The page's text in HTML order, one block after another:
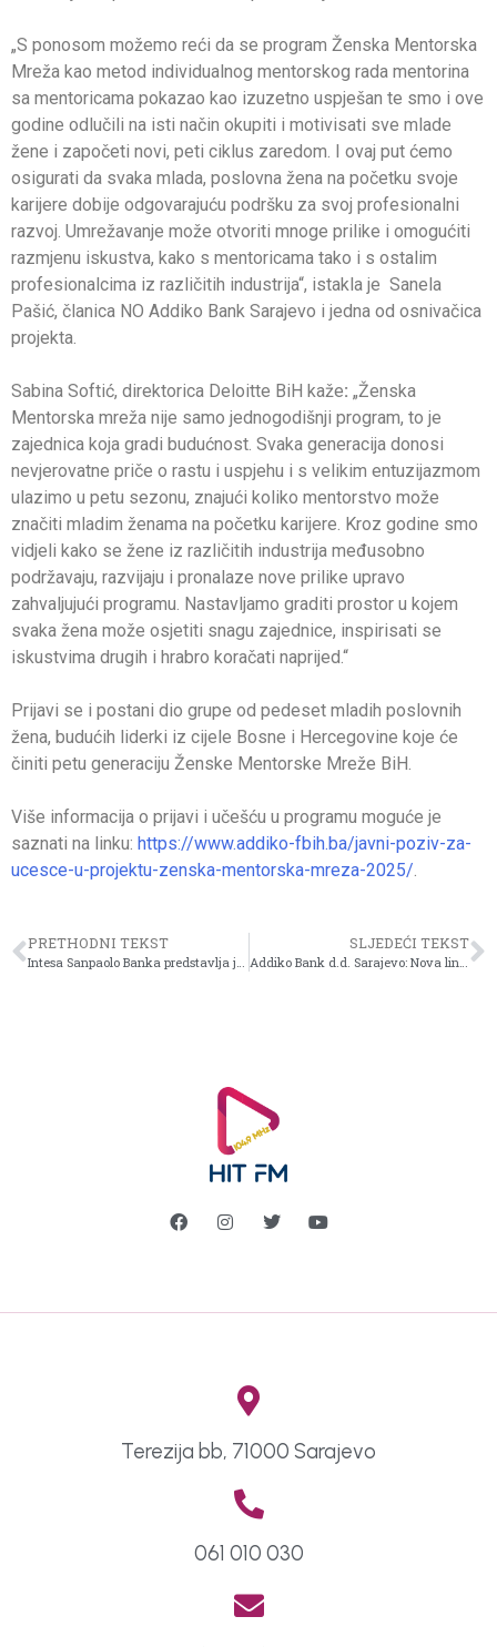
„S ponosom možemo reći da se program Ženska Mentorska
Mreža kao metod individualnog mentorskog rada mentorina
sa mentoricama pokazao kao izuzetno uspješan te smo i ove
godine odlučili na isti način okupiti i motivisati sve mlade
žene i započeti novi, peti ciklus zaredom. I ovaj put ćemo
osigurati da svaka mlada, poslovna žena na početku svoje
karijere dobije odgovarajuću podršku za svoj profesionalni
razvoj. Umrežavanje može otvoriti mnoge prilike i omogućiti
razmjenu iskustva, kako s mentoricama tako i s ostalim
profesionalcima iz različitih industrija“, istakla je Sanela
Pašić, članica NO Addiko Bank Sarajevo i jedna od osnivačica
projekta.
Sabina Softić, direktorica Deloitte BiH kaže: „Ženska
Mentorska mreža nije samo jednogodišnji program, to je
zajednica koja gradi budućnost. Svaka generacija donosi
nevjerovatne priče o rastu i uspjehu i s velikim entuzijazmom
ulazimo u petu sezonu, znajući koliko mentorstvo može
značiti mladim ženama na početku karijere. Kroz godine smo
vidjeli kako se žene iz različitih industrija međusobno
podržavaju, razvijaju i pronalaze nove prilike upravo
zahvaljujući programu. Nastavljamo graditi prostor u kojem
svaka žena može osjetiti snagu zajednice, inspirisati se
iskustvima drugih i hrabro koračati naprijed.“
Prijavi se i postani dio grupe od pedeset mladih poslovnih
žena, budućih liderki iz cijele Bosne i Hercegovine koje će
činiti petu generaciju Ženske Mentorske Mreže BiH.
Više informacija o prijavi i učešću u programu moguće je
saznati na linku: https://www.addiko-fbih.ba/javni-poziv-za-
ucesce-u-projektu-zenska-mentorska-mreza-2025/.
PRETHODNI TEKST
Intesa Sanpaolo Banka predstavlja jedinstven proizvod na tržištu – životno osiguranje
SLJEDEĆI TEKST
Addiko Bank d.d. Sarajevo: Nova linija kredita za pametna energetska rješenja
Terezija bb, 71000 Sarajevo
061 010 030